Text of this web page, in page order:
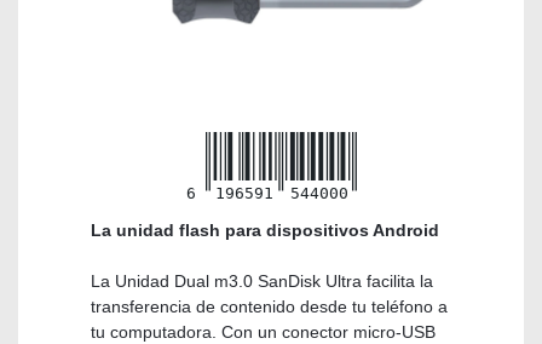
6 196591 544000
La unidad flash para dispositivos Android
La Unidad Dual m3.0 SanDisk Ultra facilita la
transferencia de contenido desde tu teléfono a
tu computadora. Con un conector micro-USB